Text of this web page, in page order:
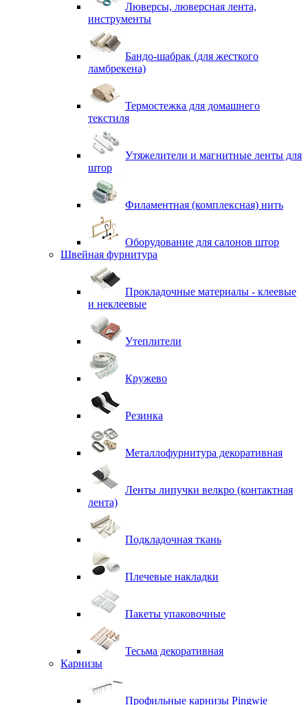
Люверсы, люверсная лента,
инструменты
Бандо-шабрак (для жесткого
ламбрекена)
Термостежка для домашнего
текстиля
Утяжелители и магнитные ленты для
штор
Филаментная (комплексная) нить
Оборудование для салонов штор
Швейная фурнитура
Прокладочные материалы - клеевые
и неклеевые
Утеплители
Кружево
Резинка
Металлофурнитура декоративная
Ленты липучки велкро (контактная
лента)
Подкладочная ткань
Плечевые накладки
Пакеты упаковочные
Тесьма декоративная
Карнизы
Профильные карнизы Pingwie